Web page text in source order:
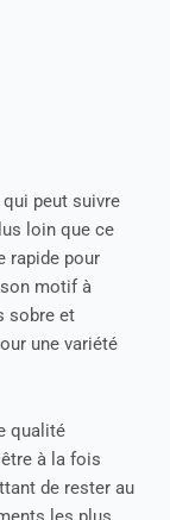
peut suivre
loin que ce
rapide pour
motif à
sobre et
une variété
qualité
à la fois
de rester au